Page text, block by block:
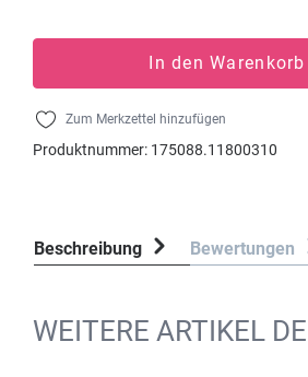
In den Warenkorb
Zum Merkzettel hinzufügen
Produktnummer: 175088.11800310
Beschreibung Bewertungen
WEITERE ARTIKEL